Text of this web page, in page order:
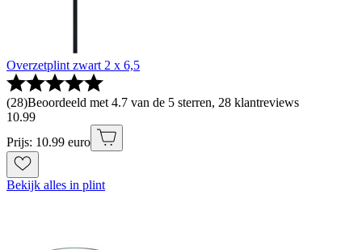
Overzetplint zwart 2 x 6,5
(28)Beoordeeld met 4.7 van de 5 sterren, 28 klantreviews
10.99
Prijs: 10.99 euro
Bekijk alles in plint